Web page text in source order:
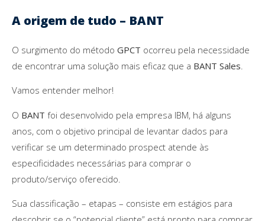
A origem de tudo – BANT
O surgimento do método GPCT ocorreu pela necessidade
de encontrar uma solução mais eficaz que a BANT Sales
Vamos entender melhor!
O BANT foi desenvolvido pela empresa IBM, há alguns
anos, com o objetivo principal de levantar dados para
verificar se um determinado prospect atende às
especificidades necessárias para comprar o
produto/serviço oferecido.
Sua classificação – etapas – consiste em estágios para